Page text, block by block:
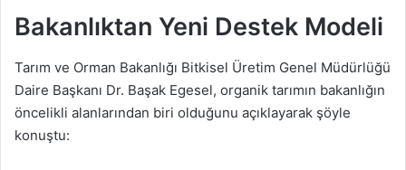
Bakanlıktan Yeni Destek Modeli
Tarım ve Orman Bakanlığı Bitkisel Üretim Genel Müdürlüğü
Daire Başkanı Dr. Başak Egesel, organik tarımın bakanlığın
öncelikli alanlarından biri olduğunu açıklayarak şöyle
konuştu: